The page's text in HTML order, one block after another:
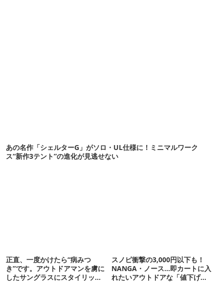
あの名作「シェルターG」がソロ・UL仕様に！ミニマルワーク
ス“新作3テント”の進化が見逃せない
正直、一度かけたら“病みつ
き”です。アウトドアマンを虜に
したサングラスにスタイリッシ
スノピ衝撃の3,000円以下も！
NANGA・ノース…即カートに入
れたいアウトドアな「値下げ夏